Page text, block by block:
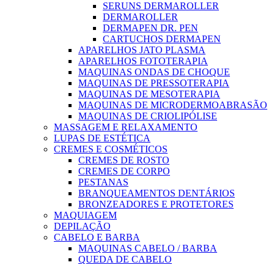
SERUNS DERMAROLLER
DERMAROLLER
DERMAPEN DR. PEN
CARTUCHOS DERMAPEN
APARELHOS JATO PLASMA
APARELHOS FOTOTERAPIA
MAQUINAS ONDAS DE CHOQUE
MAQUINAS DE PRESSOTERAPIA
MAQUINAS DE MESOTERAPIA
MAQUINAS DE MICRODERMOABRASÃO
MAQUINAS DE CRIOLIPÓLISE
MASSAGEM E RELAXAMENTO
LUPAS DE ESTÉTICA
CREMES E COSMÉTICOS
CREMES DE ROSTO
CREMES DE CORPO
PESTANAS
BRANQUEAMENTOS DENTÁRIOS
BRONZEADORES E PROTETORES
MAQUIAGEM
DEPILAÇÃO
CABELO E BARBA
MAQUINAS CABELO / BARBA
QUEDA DE CABELO